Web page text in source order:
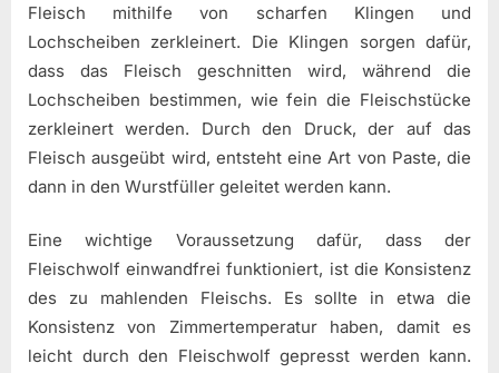
Fleisch mithilfe von scharfen Klingen und
Lochscheiben zerkleinert. Die Klingen sorgen dafür,
dass das Fleisch geschnitten wird, während die
Lochscheiben bestimmen, wie fein die Fleischstücke
zerkleinert werden. Durch den Druck, der auf das
Fleisch ausgeübt wird, entsteht eine Art von Paste, die
dann in den Wurstfüller geleitet werden kann.
Eine wichtige Voraussetzung dafür, dass der
Fleischwolf einwandfrei funktioniert, ist die Konsistenz
des zu mahlenden Fleischs. Es sollte in etwa die
Konsistenz von Zimmertemperatur haben, damit es
leicht durch den Fleischwolf gepresst werden kann.